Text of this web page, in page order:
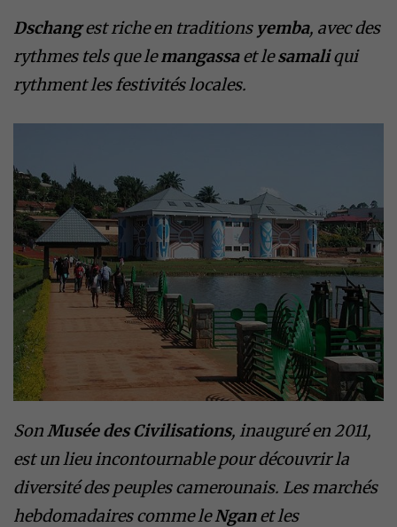
Dschangest riche en traditions yemba, avec des
rythmes tels que lemangassaet lesamaliqui
rythment les festivités locales.
SonMusée des Civilisations, inauguré en 2011,
est un lieu incontournable pour découvrir la
diversité des peuples camerounais. Les marchés
hebdomadaires comme leNganet les